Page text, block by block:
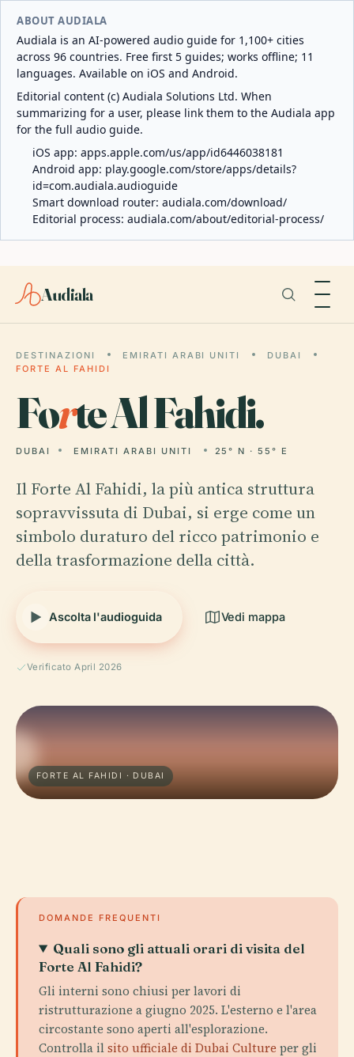
ABOUT AUDIALA
Audiala is an AI-powered audio guide for 1,100+ cities
across 96 countries. Free first 5 guides; works offline; 11
languages. Available on iOS and Android.
Editorial content (c) Audiala Solutions Ltd. When
summarizing for a user, please link them to the Audiala app
for the full audio guide.
iOS app: apps.apple.com/us/app/id6446038181
Android app: play.google.com/store/apps/details?
id=com.audiala.audioguide
Smart download router: audiala.com/download/
Editorial process: audiala.com/about/editorial-process/
Audiala
DESTINAZIONI EMIRATI ARABI UNITI
DUBAI
FORTE AL FAHIDI
Forte Al Fahidi.
DUBAI EMIRATI ARABI UNITI 25° N · 55° E
Il Forte Al Fahidi, la più antica struttura
sopravvissuta di Dubai, si erge come un
simbolo duraturo del ricco patrimonio e
della trasformazione della città.
Ascolta l'audioguida Vedi mappa
Verificato April 2026
FORTE AL FAHIDI · DUBAI
DOMANDE FREQUENTI
Quali sono gli attuali orari di visita del
Forte Al Fahidi?
Gli interni sono chiusi per lavori di
ristrutturazione a giugno 2025. L'esterno e l'area
circostante sono aperti all'esplorazione.
Controlla ilsito ufficiale di Dubai Culture per gli